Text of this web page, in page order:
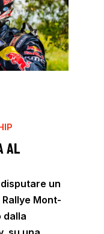
AL
un
Mont-
dalla